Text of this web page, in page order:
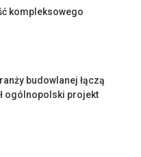
kompleksowego
budowlanej łączą
ogólnopolski projekt